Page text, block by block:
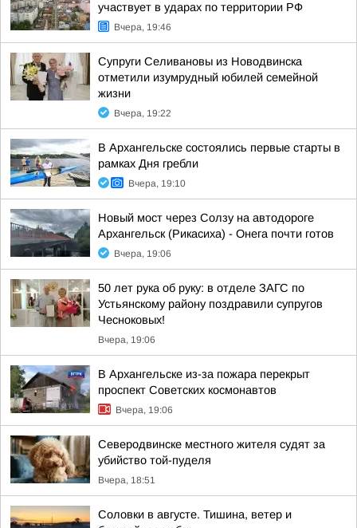
участвует в ударах по территории РФ
Вчера, 19:46
Супруги Селивановы из Новодвинска
отметили изумрудный юбилей семейной
жизни
Вчера, 19:22
В Архангельске состоялись первые старты в
рамках Дня гребли
Вчера, 19:10
Новый мост через Солзу на автодороге
Архангельск (Рикасиха) - Онега почти готов
Вчера, 19:06
50 лет рука об руку: в отделе ЗАГС по
Устьянскому району поздравили супругов
Чесноковых!
Вчера, 19:06
В Архангельске из-за пожара перекрыт
проспект Советских космонавтов
Вчера, 19:06
Северодвинске местного жителя судят за
убийство той-пуделя
Вчера, 18:51
Соловки в августе. Тишина, ветер и